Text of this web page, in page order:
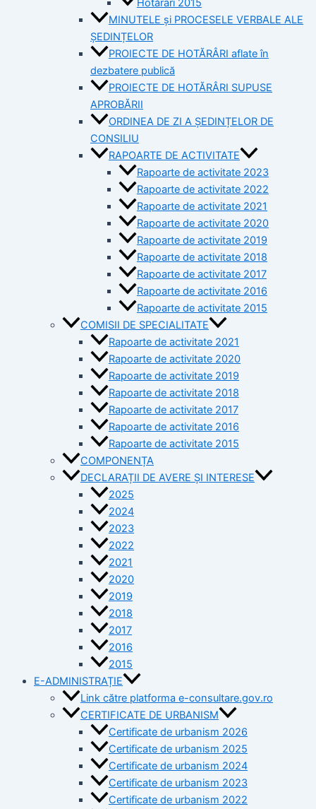
MINUTELE și PROCESELE VERBALE ALE
ȘEDINȚELOR
PROIECTE DE HOTĂRÂRI aflate în
dezbatere publică
PROIECTE DE HOTĂRÂRI SUPUSE
APROBĂRII
ORDINEA DE ZI A ȘEDINȚELOR DE
CONSILIU
RAPOARTE DE ACTIVITATE
Rapoarte de activitate 2023
Rapoarte de activitate 2022
Rapoarte de activitate 2021
Rapoarte de activitate 2020
Rapoarte de activitate 2019
Rapoarte de activitate 2018
Rapoarte de activitate 2017
Rapoarte de activitate 2016
Rapoarte de activitate 2015
COMISII DE SPECIALITATE
Rapoarte de activitate 2021
Rapoarte de activitate 2020
Rapoarte de activitate 2019
Rapoarte de activitate 2018
Rapoarte de activitate 2017
Rapoarte de activitate 2016
Rapoarte de activitate 2015
COMPONENȚA
DECLARAȚII DE AVERE ȘI INTERESE
2025
2024
2023
2022
2021
2020
2019
2018
2017
2016
2015
E-ADMINISTRAȚIE
Link către platforma e-consultare.gov.ro
CERTIFICATE DE URBANISM
Certificate de urbanism 2026
Certificate de urbanism 2025
Certificate de urbanism 2024
Certificate de urbanism 2023
Certificate de urbanism 2022